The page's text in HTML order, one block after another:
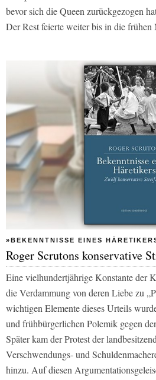
bevor sich die Queen zurückgezogen
Der Rest feierte weiter bis in die frühen
»BEKENNTNISSE EINES
Roger Scrutons konservative
Eine vielhundertjährige Konstante der
die Verdammung von deren Liebe zu
wichtigen Elemente dieses Urteils
und frühbürgerlichen Polemik gegen
Später kam der Protest der
Verschwendungs- und
hinzu. Auf diesen